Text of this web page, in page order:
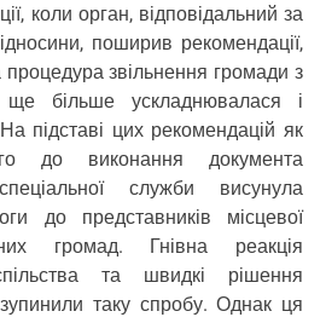
коли орган, відповідальний за
поширив рекомендації,
процедура звільнення громади з
ще більше ускладнювалася і
підставі цих рекомендацій як
до виконання документа
служби висунула
до представників місцевої
громад. Гнівна реакція
та швидкі рішення
таку спробу. Однак ця